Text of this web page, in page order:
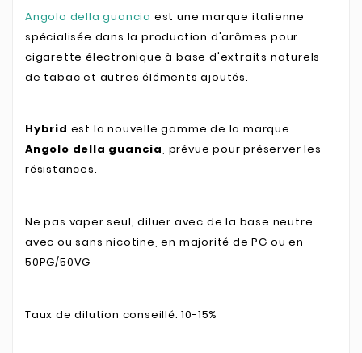
Angolo della guancia est une marque italienne
spécialisée dans la production d'arômes pour
cigarette électronique à base d'extraits naturels
de tabac et autres éléments ajoutés.
Hybrid est la nouvelle gamme de la marque
Angolo della guancia, prévue pour préserver les
résistances.
Ne pas vaper seul, diluer avec de la base neutre
avec ou sans nicotine, en majorité de PG ou en
50PG/50VG
Taux de dilution conseillé: 10-15%